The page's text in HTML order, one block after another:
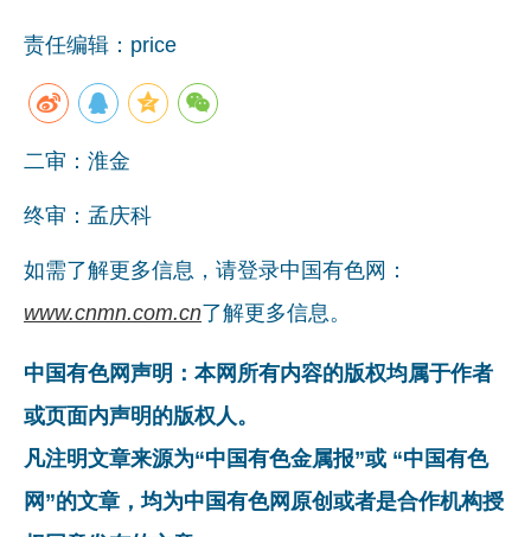
责任编辑：price
二审：淮金
终审：孟庆科
如需了解更多信息，请登录中国有色网：
www.cnmn.com.cn了解更多信息。
中国有色网声明：本网所有内容的版权均属于作者
或页面内声明的版权人。
凡注明文章来源为“中国有色金属报”或 “中国有色
网”的文章，均为中国有色网原创或者是合作机构授